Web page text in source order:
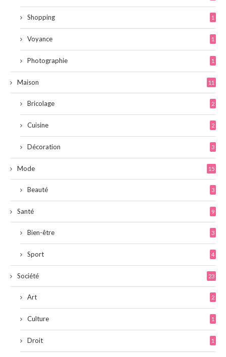
Shopping 1
Voyance 1
Photographie 1
Maison 11
Bricolage 2
Cuisine 2
Décoration 3
Mode 15
Beauté 3
Santé 9
Bien-être 3
Sport 4
Société 23
Art 2
Culture 1
Droit 1